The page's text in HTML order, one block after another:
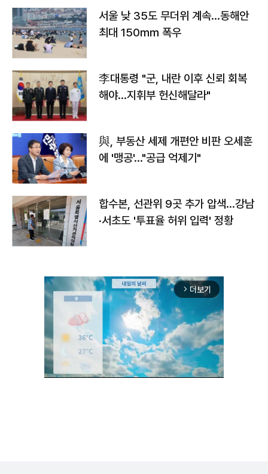
서울 낮 35도 무더위 계속…동해안
최대 150㎜ 폭우
李대통령 "군, 내란 이후 신뢰 회복
해야…지휘부 헌신해달라"
與, 부동산 세제 개편안 비판 오세훈
에 '맹공'…"공급 억제기"
합수본, 선관위 9곳 추가 압색…강남
·서초도 '투표율 허위 입력' 정황
arrow_forward_ios 더보기